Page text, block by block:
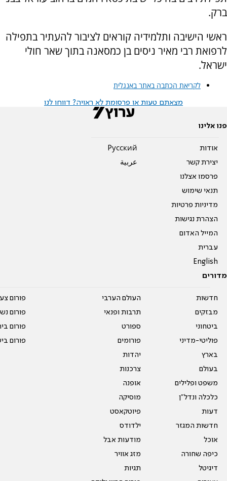
ברק.
ראשי הישיבה ותלמידיה קוראים לציבור להעתיר בתפילה
לרפואת רבי מאיר ניסים בן כמסאנה בתוך שאר חולי
ישראל.
לקריאת הכתבה באתר באנגלית
מצאתם טעות או פרסומת לא ראויה? דווחו לנו
פנו אלינו
אודות
יצירת קשר
פרסמו אצלנו
תנאי שימוש
מדיניות פרטיות
הצהרת נגישות
המייל האדום
עברית
English
Pусский
عربية
מדורים
חדשות
מבזקים
ביטחוני
פוליטי-מדיני
בארץ
בעולם
משפט ופלילים
כלכלה ונדל"ן
דעות
חדשות המגזר
אוכל
כיפה שחורה
דיגיטל
העולם הערבי
תרבות ופנאי
ספורט
פורומים
יהדות
צרכנות
אופנה
מוסיקה
פיוטקאסט
ילדודס
מודעות אבל
מזג אוויר
תגיות
פורום
פורום
פורום
פורום